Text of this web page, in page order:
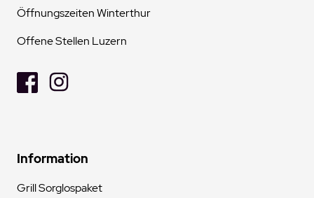
Öffnungszeiten Winterthur
Offene Stellen Luzern
Information
Grill Sorglospaket